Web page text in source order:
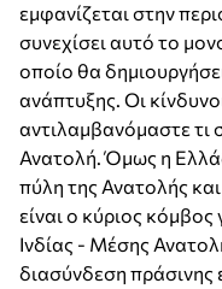
εμφανίζεται στην
συνεχίσει αυτό το
οποίο θα
ανάπτυξης. Οι
αντιλαμβανόμαστε τι
Ανατολή. Όμως η
πύλη της Ανατολής
είναι ο κύριος
Ινδίας - Μέσης
διασύνδεση πράσινης